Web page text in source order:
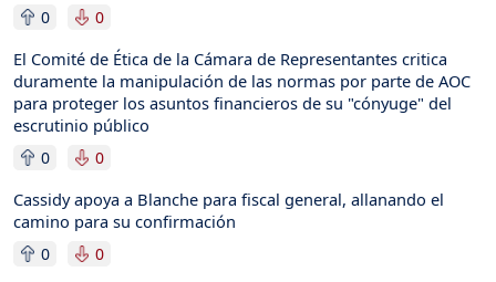
0 0
El Comité de Ética de la Cámara de Representantes critica
duramente la manipulación de las normas por parte de AOC
para proteger los asuntos financieros de su "cónyuge" del
escrutinio público
0 0
Cassidy apoya a Blanche para fiscal general, allanando el
camino para su confirmación
0 0